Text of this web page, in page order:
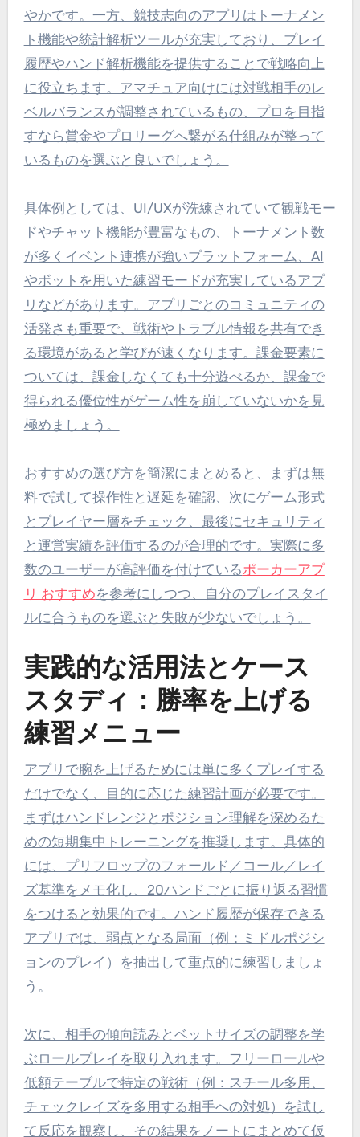
やかです。一方、競技志向のアプリはトーナメン
ト機能や統計解析ツールが充実しており、プレイ
履歴やハンド解析機能を提供することで戦略向上
に役立ちます。アマチュア向けには対戦相手のレ
ベルバランスが調整されているもの、プロを目指
すなら賞金やプロリーグへ繋がる仕組みが整って
いるものを選ぶと良いでしょう。
具体例としては、UI/UXが洗練されていて観戦モー
ドやチャット機能が豊富なもの、トーナメント数
が多くイベント連携が強いプラットフォーム、AI
やボットを用いた練習モードが充実しているアプ
リなどがあります。アプリごとのコミュニティの
活発さも重要で、戦術やトラブル情報を共有でき
る環境があると学びが速くなります。課金要素に
ついては、課金しなくても十分遊べるか、課金で
得られる優位性がゲーム性を崩していないかを見
極めましょう。
おすすめの選び方を簡潔にまとめると、まずは無
料で試して操作性と遅延を確認、次にゲーム形式
とプレイヤー層をチェック、最後にセキュリティ
と運営実績を評価するのが合理的です。実際に多
数のユーザーが高評価を付けているポーカーアプ
リ おすすめを参考にしつつ、自分のプレイスタイ
ルに合うものを選ぶと失敗が少ないでしょう。
実践的な活用法とケース
スタディ：勝率を上げる
練習メニュー
アプリで腕を上げるためには単に多くプレイする
だけでなく、目的に応じた練習計画が必要です。
まずはハンドレンジとポジション理解を深めるた
めの短期集中トレーニングを推奨します。具体的
には、プリフロップのフォールド／コール／レイ
ズ基準をメモ化し、20ハンドごとに振り返る習慣
をつけると効果的です。ハンド履歴が保存できる
アプリでは、弱点となる局面（例：ミドルポジシ
ョンのプレイ）を抽出して重点的に練習しましょ
う。
次に、相手の傾向読みとベットサイズの調整を学
ぶロールプレイを取り入れます。フリーロールや
低額テーブルで特定の戦術（例：スチール多用、
チェックレイズを多用する相手への対処）を試し
て反応を観察し、その結果をノートにまとめて仮